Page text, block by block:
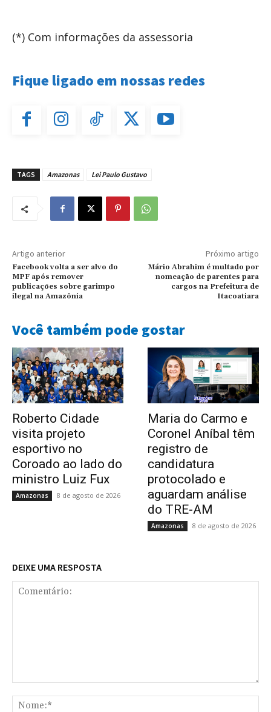
(*) Com informações da assessoria
Fique ligado em nossas redes
TAGS Amazonas Lei Paulo Gustavo
Artigo anterior
Facebook volta a ser alvo do
MPF após remover
publicações sobre garimpo
ilegal na Amazônia
Próximo artigo
Mário Abrahim é multado por
nomeação de parentes para
cargos na Prefeitura de
Itacoatiara
Você também pode gostar
Roberto Cidade
visita projeto
esportivo no
Coroado ao lado do
ministro Luiz Fux
Amazonas 8 de agosto de 2026
Maria do Carmo e
Coronel Aníbal têm
registro de
candidatura
protocolado e
aguardam análise
do TRE-AM
Amazonas 8 de agosto de 2026
DEIXE UMA RESPOSTA